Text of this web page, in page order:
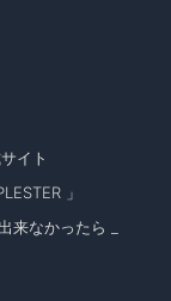
イト
」
来なかったら _